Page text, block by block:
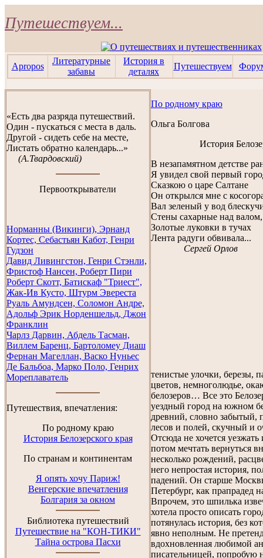
Путешествуем...
Apropos
Литературные
забавы
История в
деталях
Путешествуем
«Есть два разряда путешествий.
Один - пускаться с места в даль.
Другой - сидеть себе на месте,
Листать обратно календарь...»
(А.Твардовский)
Первооткрыватели
Норманны (Викинги), Эрнанд
Кортес, Себастьян Кабот, Генри
Гудзон
Давид Ливингстон, Генри Стэнли,
Фристоф Нансен, Роберт Пири
Роберт Скотт, Батискаф "Триест",
Жак-Ив Кусто, Штурм Эвереста
Руаль Амундсен, Соломон Андре,
Адольф Эрик Норденшельд, Джон
Франклин
Чарлз Дарвин, Абдель Тасман,
Виллем Баренц, Бартоломеу Диаш
Фернан Магеллан, Васко Нуньес
Де Бальбоа, Марко Поло, Генрих
Мореплаватель
Путешествия, впечатления:
По родному краю
История Белозерского края
По странам и континентам
Я опять хочу Париж!
Венгерские впечатления
Болгария за окном
Библиотека путешествий
Путешествие на "КОН-ТИКИ"
Тайна острова Пасхи
По родному краю
Ольга Болгова
История
В незапамятном детстве
Я увидел свой первый
Сказкою о царе Салтане
Он открылся мне с
Вал зеленый у вод
Стены сахарные над валом,
Золотые луковки в тучах
Лента радуги обвивала...
Сергей Орлов
тенистые улочки, березы,
цветов, немноголюдье,
белозеров… Все это
уездный город на южном
древний, словно забытый,
лесов и полей, скучный и
Отсюда не хочется уезжать
потом мечтать вернуться
несколько рождений,
него непростая история,
падений. Он старше
Петербург, как прапрадед
Впрочем, это шпилька
хотела просто описать
потянулась история, без
явно неполным. Не
вдохновленная любимой
писательницей, попробую